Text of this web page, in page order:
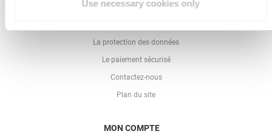
Use necessary cookies only
Conditions générales de ventes
La protection des données
Le paiement sécurisé
Contactez-nous
Plan du site
MON COMPTE